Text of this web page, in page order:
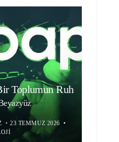
Toplumun Ruh
• 23 TEMMUZ 2026 •